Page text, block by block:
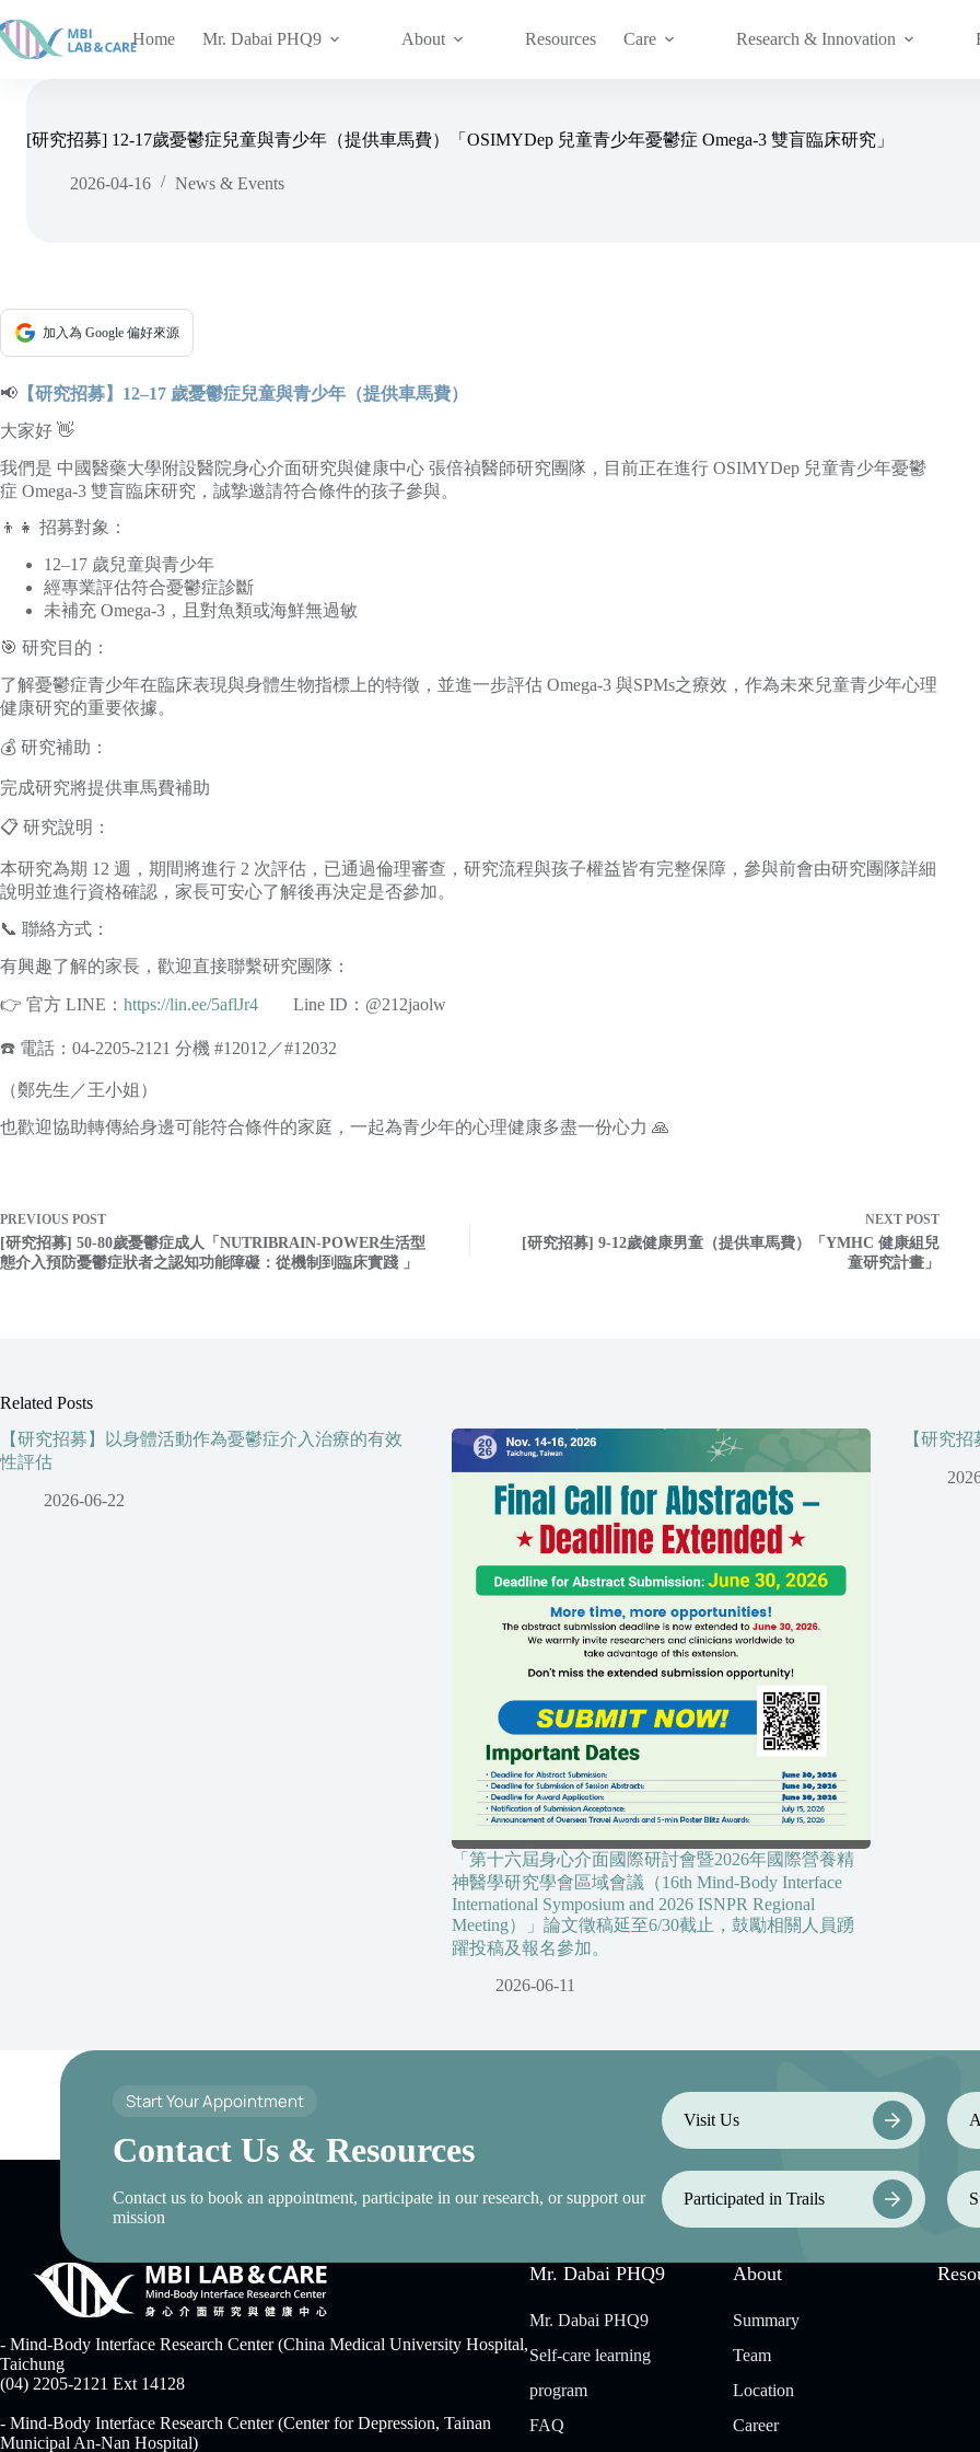
至
主
Home Mr. Dabai PHQ9 About Resources Care Research & Innovation
[研究招募] 12-17歲憂鬱症兒童與青少年（提供車馬費）「OSIMYDep 兒童青少年憂鬱症 Omega-3 雙盲臨床研究」
2026-04-16 News & Events
加入為 Google 偏好來源
📢 【研究招募】12–17 歲憂鬱症兒童與青少年（提供車馬費）
大家好 👋
我們是 中國醫藥大學附設醫院身心介面研究與健康中心 張倍禎醫師研究團隊，目前正在進行 OSIMYDep 兒童青少年憂鬱
症 Omega-3 雙盲臨床研究，誠摯邀請符合條件的孩子參與。
👦👧 招募對象：
12–17 歲兒童與青少年
經專業評估符合憂鬱症診斷
未補充 Omega-3，且對魚類或海鮮無過敏
🎯 研究目的：
了解憂鬱症青少年在臨床表現與身體生物指標上的特徵，並進一步評估 Omega-3 與SPMs之療效，作為未來兒童青少年心理
健康研究的重要依據。
💰 研究補助：
完成研究將提供車馬費補助
📋 研究說明：
本研究為期 12 週，期間將進行 2 次評估，已通過倫理審查，研究流程與孩子權益皆有完整保障，參與前會由研究團隊詳細
說明並進行資格確認，家長可安心了解後再決定是否參加。
📞 聯絡方式：
有興趣了解的家長，歡迎直接聯繫研究團隊：
👉 官方 LINE： https://lin.ee/5aflJr4 Line ID：@212jaolw
☎️ 電話：04-2205-2121 分機 #12012／#12032
（鄭先生／王小姐）
也歡迎協助轉傳給身邊可能符合條件的家庭，一起為青少年的心理健康多盡一份心力 🙏
PREVIOUS POST
[研究招募] 50-80歲憂鬱症成人「NUTRIBRAIN-POWER生活型
態介入預防憂鬱症狀者之認知功能障礙：從機制到臨床實踐 」
NEXT POST
[研究招募] 9-12歲健康男童（提供車馬費）「YMHC 健康組兒
童研究計畫」
Related Posts
【研究招募】以身體活動作為憂鬱症介入治療的有效
性評估
2026-06-22
「第十六屆身心介面國際研討會暨2026年國際營養精
神醫學研究學會區域會議（16th Mind-Body Interface
International Symposium and 2026 ISNPR Regional
Meeting）」論文徵稿延至6/30截止，鼓勵相關人員踴
躍投稿及報名參加。
2026-06-11
【研究
Start Your Appointment
Contact Us & Resources
Contact us to book an appointment, participate in our research, or support our
mission
Visit Us
Participated in Trails
- Mind-Body Interface Research Center (China Medical University Hospital,
Taichung
(04) 2205-2121 Ext 14128
- Mind-Body Interface Research Center (Center for Depression, Tainan
Municipal An-Nan Hospital)
Mr. Dabai PHQ9
Mr. Dabai PHQ9
Self-care learning
program
FAQ
About
Summary
Team
Location
Career